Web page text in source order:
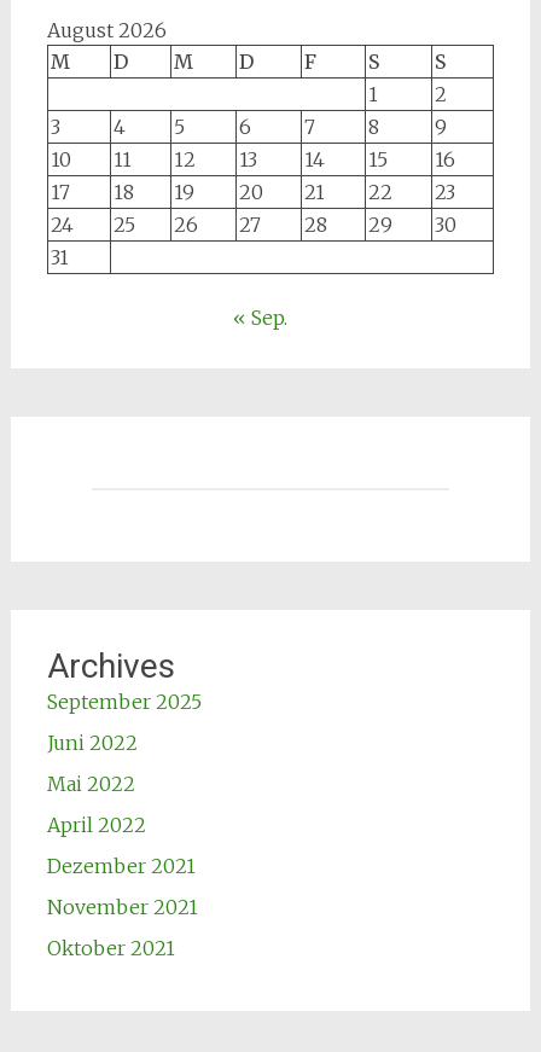
August 2026
M
D M D F S
S
1
2
3
4 5 6 7 8
9
10
11 12 13 14 15
16
17
18 19 20 21 22
23
24
25 26 27 28 29
30
31
« Sep.
Archives
September 2025
Juni 2022
Mai 2022
April 2022
Dezember 2021
November 2021
Oktober 2021